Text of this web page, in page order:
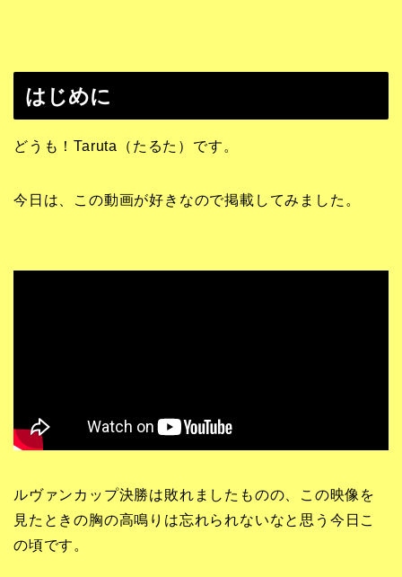
はじめに
どうも！Taruta（たるた）です。
今日は、この動画が好きなので掲載してみました。
ルヴァンカップ決勝は敗れましたものの、この映像を
見たときの胸の高鳴りは忘れられないなと思う今日こ
の頃です。